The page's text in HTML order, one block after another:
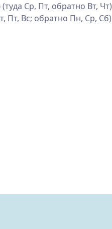
Ср, Пт, обратно Вт, Чт)
Пт, Вс; обратно Пн, Ср, Сб)